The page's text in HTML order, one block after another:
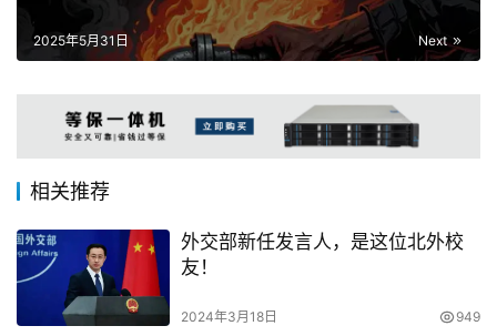
Next
2025年5月31日
相关推荐
外交部新任发言人，是这位北外校
友！
2024年3月18日 949